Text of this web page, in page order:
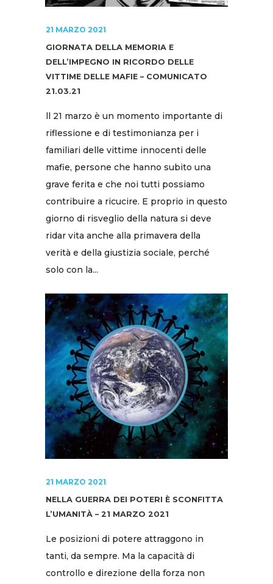
21 MARZO 2021
GIORNATA DELLA MEMORIA E
DELL’IMPEGNO IN RICORDO DELLE
VITTIME DELLE MAFIE – COMUNICATO
21.03.21
ll 21 marzo è un momento importante di
riflessione e di testimonianza per i
familiari delle vittime innocenti delle
mafie, persone che hanno subito una
grave ferita e che noi tutti possiamo
contribuire a ricucire. E proprio in questo
giorno di risveglio della natura si deve
ridar vita anche alla primavera della
verità e della giustizia sociale, perché
solo con la...
21 MARZO 2021
NELLA GUERRA DEI POTERI È SCONFITTA
L’UMANITÀ – 21 MARZO 2021
Le posizioni di potere attraggono in
tanti, da sempre. Ma la capacità di
controllo e direzione della forza non